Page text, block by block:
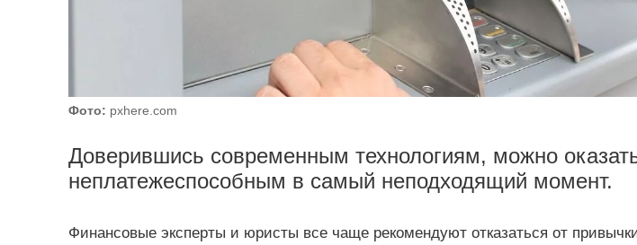
Фото: pxhere.com
Доверившись современным технологиям, можно
неплатежеспособным в самый неподходящий момент.
Финансовые эксперты и юристы все чаще рекомендуют отказаться от